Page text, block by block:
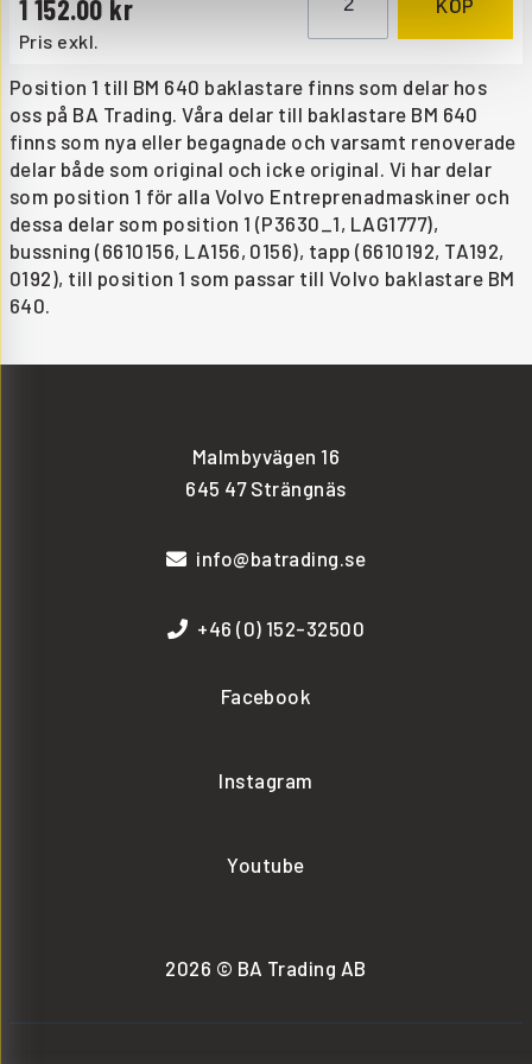
Pris exkl.
1 152.00
Position 1 till BM 640 baklastare finns som delar hos
oss på BA Trading. Våra delar till baklastare BM 640
finns som nya eller begagnade och varsamt renoverade
delar både som original och icke original. Vi har delar
som position 1 för alla Volvo Entreprenadmaskiner och
dessa delar som position 1 (P3630_1, LAG1777),
bussning (6610156, LA156, 0156), tapp (6610192, TA192,
0192), till position 1 som passar till Volvo baklastare BM
640.
Malmbyvägen 16
645 47 Strängnäs
info@batrading.se
+46 (0) 152-32500
Facebook
Instagram
Youtube
2026 © BA Trading AB